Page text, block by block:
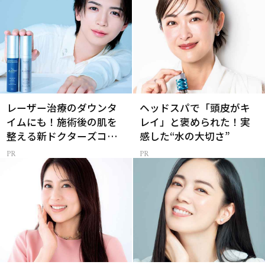
レーザー治療のダウンタ
イムにも！施術後の肌を
整える新ドクターズコス
メ
ヘッドスパで「頭皮がキ
レイ」と褒められた！実
感した“水の大切さ”